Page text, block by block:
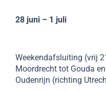
28 juni – 1 juli
Weekendafsluiting (vrij
Moordrecht tot Gouda
Oudenrijn (richting